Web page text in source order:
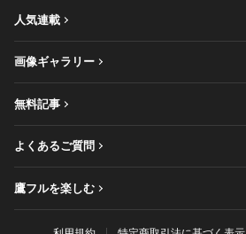
人気連載
画像ギャラリー
無料記事
よくあるご質問
鷹フルを楽しむ